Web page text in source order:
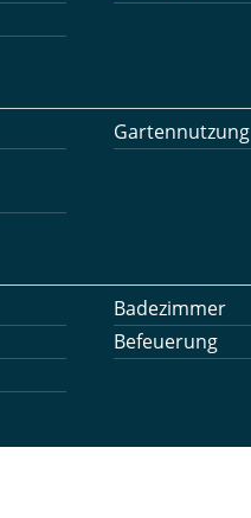
Gartennutzung
Badezimmer
Befeuerung